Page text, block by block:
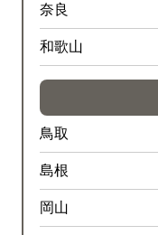
奈良
和歌山
鳥取
島根
岡山